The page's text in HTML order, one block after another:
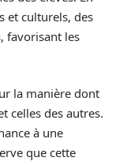
et culturels, des
favorisant les
la manière dont
celles des autres.
à une
que cette